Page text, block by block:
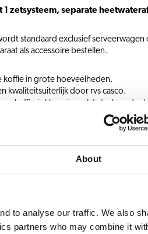
About
to analyse our traffic. We also
partners who may combine it
1 zetsysteem, separate
standaard exclusief
als accessoire bestellen.
koffie in grote hoeveelheden.
kwaliteitsuiterlijk door rvs casco.
koffie-is-klaar signaal, totaal- en
en optimale beveiligingen.
constante kwaliteit: De containers